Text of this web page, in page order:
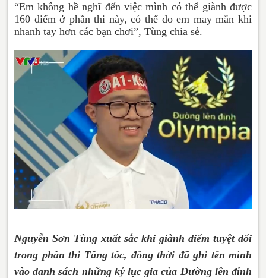
“Em không hề nghĩ đến việc mình có thể giành được
160 điểm ở phần thi này, có thể do em may mắn khi
nhanh tay hơn các bạn chơi”, Tùng chia sẻ.
Nguyễn Sơn Tùng xuất sắc khi giành điểm tuyệt đối
trong phần thi Tăng tốc, đồng thời đã ghi tên mình
vào danh sách những kỷ lục gia của Đường lên đỉnh